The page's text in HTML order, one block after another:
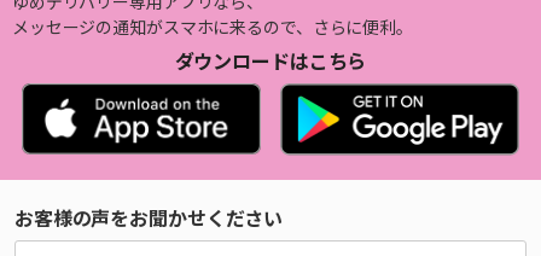
メッセージの通知がスマホに来るので、さらに便利。
ダウンロードはこちら
お客様の声をお聞かせください